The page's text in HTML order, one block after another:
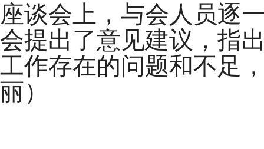
座谈会上，与会人员逐
会提出了意见建议，指
工作存在的问题和不足
丽）